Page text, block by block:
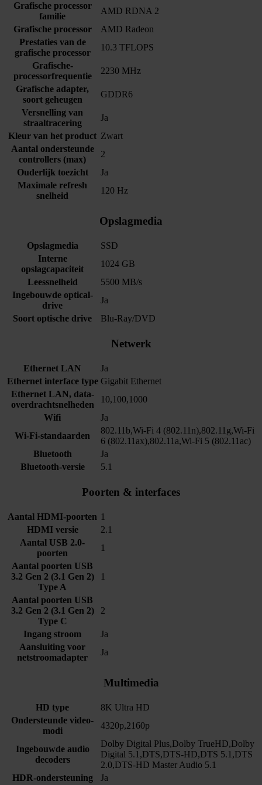
Grafische processor
familie
AMD RDNA 2
Grafische processor
AMD Radeon
Prestaties van de
grafische processor
10.3 TFLOPS
Grafische-
processorfrequentie
2230 MHz
Grafische adapter,
soort geheugen
GDDR6
Versnelling van
straaltracering
Ja
Kleur van het product Zwart
Aantal ondersteunde
controllers (max)
2
Ouderlijk toezicht
Ja
Maximale refresh
snelheid
120 Hz
Opslagmedia
Opslagmedia
SSD
Interne
opslagcapaciteit
1024 GB
Leessnelheid
5500 MB/s
Ingebouwde optical-
drive
Ja
Soort optische drive
Blu-Ray/DVD
Netwerk
Ethernet LAN
Ja
Ethernet interface type Gigabit Ethernet
Ethernet LAN, data-
overdrachtsnelheden
10,100,1000
Wifi
Ja
Wi-Fi-standaarden
802.11b,Wi-Fi 4 (802.11n),802.11g,Wi-Fi
6 (802.11ax),802.11a,Wi-Fi 5 (802.11ac)
Bluetooth
Ja
Bluetooth-versie
5.1
Poorten & interfaces
Aantal HDMI-poorten 1
HDMI versie
2.1
Aantal USB 2.0-
poorten
1
Aantal poorten USB
3.2 Gen 2 (3.1 Gen 2)
Type A
1
Aantal poorten USB
3.2 Gen 2 (3.1 Gen 2)
Type C
2
Ingang stroom
Ja
Aansluiting voor
netstroomadapter
Ja
Multimedia
HD type
8K Ultra HD
Ondersteunde video-
modi
4320p,2160p
Ingebouwde audio
decoders
Dolby Digital Plus,Dolby TrueHD,Dolby
Digital 5.1,DTS,DTS-HD,DTS 5.1,DTS
2.0,DTS-HD Master Audio 5.1
HDR-ondersteuning
Ja